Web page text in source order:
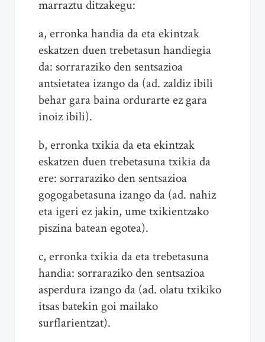
marraztu ditzakegu:
a, erronka handia da eta ekintzak
eskatzen duen trebetasun handiegia
da: sorraraziko den sentsazioa
antsietatea izango da (ad. zaldiz ibili
behar gara baina ordurarte ez gara
inoiz ibili).
b, erronka txikia da eta ekintzak
eskatzen duen trebetasuna txikia da
ere: sorraraziko den sentsazioa
gogogabetasuna izango da (ad. nahiz
eta igeri ez jakin, ume txikientzako
piszina batean egotea).
c, erronka txikia da eta trebetasuna
handia: sorraraziko den sentsazioa
asperdura izango da (ad. olatu txikiko
itsas batekin goi mailako
surflarientzat).